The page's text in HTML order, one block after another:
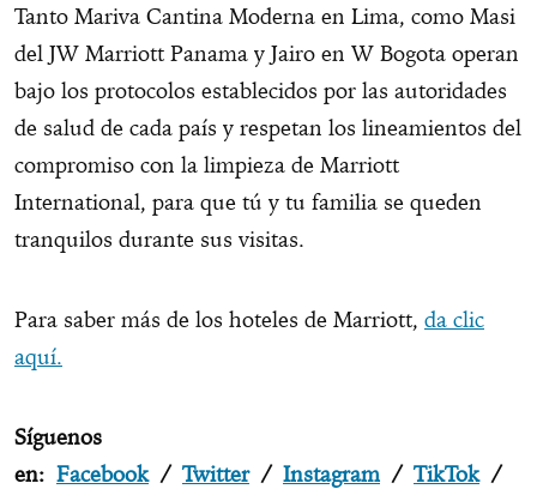
Tanto Mariva Cantina Moderna en Lima, como Masi
del JW Marriott Panama y Jairo en W Bogota operan
bajo los protocolos establecidos por las autoridades
de salud de cada país y respetan los lineamientos del
compromiso con la limpieza de Marriott
International, para que tú y tu familia se queden
tranquilos durante sus visitas.
Para saber más de los hoteles de Marriott, da clic
aquí.
Síguenos
en: Facebook/Twitter/ Instagram /TikTok/